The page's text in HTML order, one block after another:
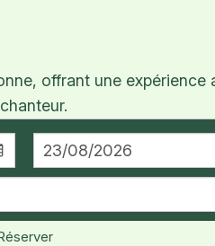
offrant une